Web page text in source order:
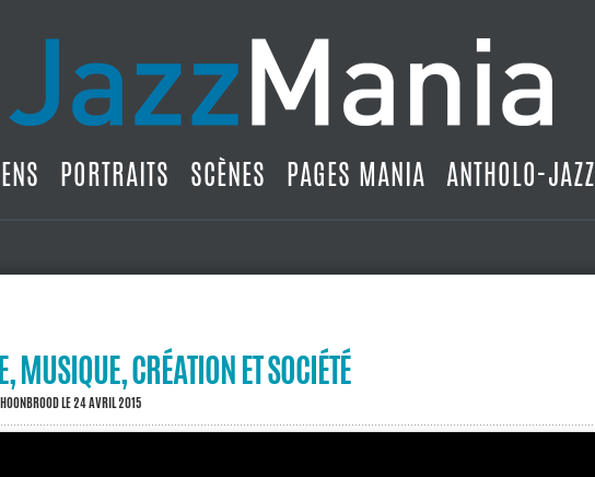
PORTRAITS SCÈNES PAGES MANIA ANTHOLO-JAZZ
MUSIQUE, CRÉATION ET SOCIÉTÉ
LE 24 AVRIL 2015